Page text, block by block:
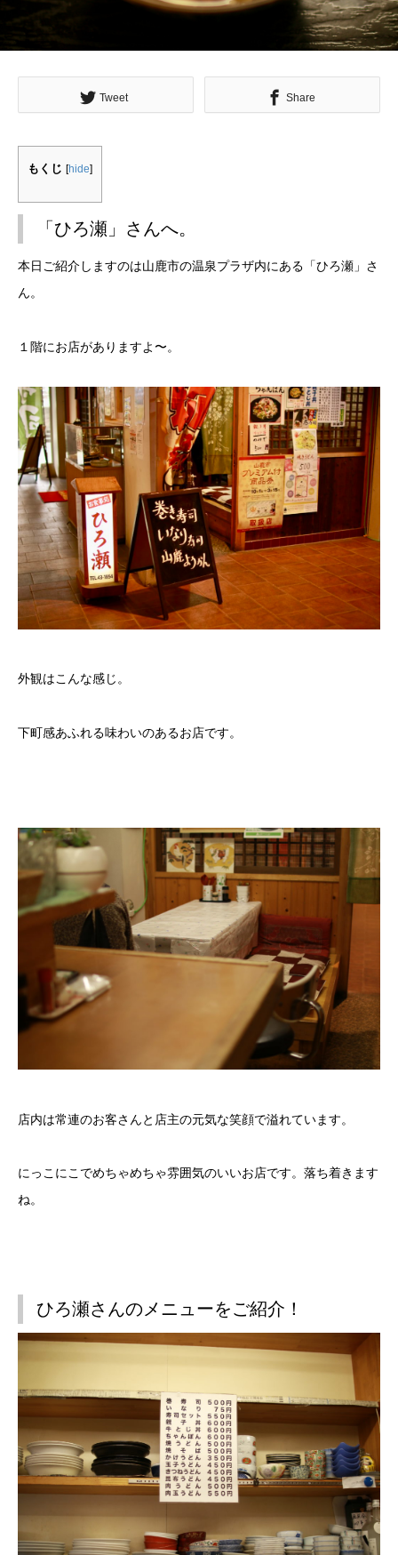
Tweet Share
もくじ [hide]
「ひろ瀬」さんへ。
本日ご紹介しますのは山鹿市の温泉プラザ内にある「ひろ瀬」さ
ん。
１階にお店がありますよ〜。
外観はこんな感じ。
下町感あふれる味わいのあるお店です。
店内は常連のお客さんと店主の元気な笑顔で溢れています。
にっこにこでめちゃめちゃ雰囲気のいいお店です。落ち着きます
ね。
ひろ瀬さんのメニューをご紹介！